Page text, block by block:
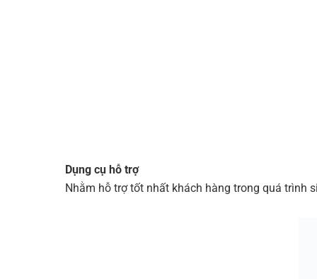
Dụng cụ hỗ trợ
Nhằm hỗ trợ tốt nhất khách hàng trong quá trình